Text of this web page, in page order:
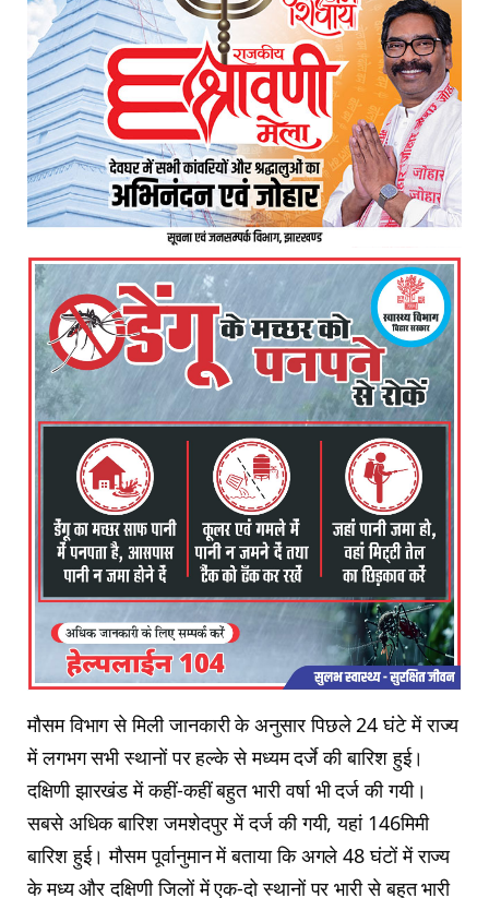
मौसम विभाग से मिली जानकारी के अनुसार पिछले 24 घंटे में राज्य
में लगभग सभी स्थानों पर हल्के से मध्यम दर्जे की बारिश हुई।
दक्षिणी झारखंड में कहीं-कहीं बहुत भारी वर्षा भी दर्ज की गयी।
सबसे अधिक बारिश जमशेदपुर में दर्ज की गयी, यहां 146मिमी
बारिश हुई। मौसम पूर्वानुमान में बताया कि अगले 48 घंटों में राज्य
के मध्य और दक्षिणी जिलों में एक-दो स्थानों पर भारी से बहुत भारी